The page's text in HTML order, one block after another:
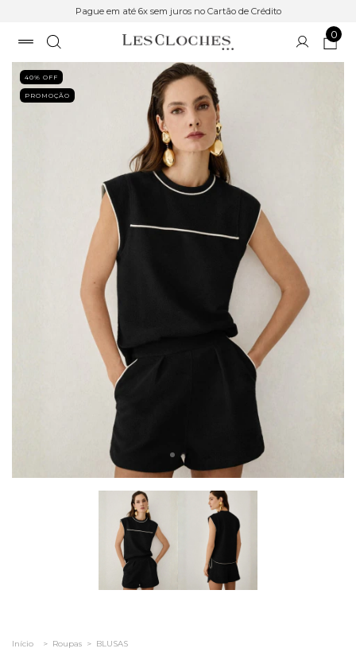
Pague em até 6x sem juros no Cartão de Crédito
0
40% OFF
PROMOÇÃO
Início > Roupas > BLUSAS